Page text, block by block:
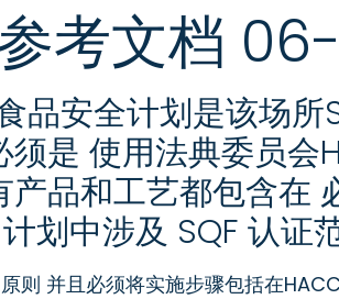
考文档
品安全计划是该场
须是 使用法典委员会
产品和工艺都包含在
划中涉及 SQF 认证范
则 并且必须将实施步骤包括在